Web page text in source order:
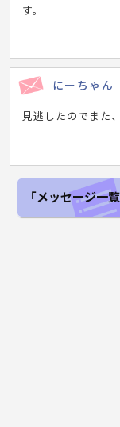
す。
にーちゃん
見逃したのでまた
「メッセージ一覧